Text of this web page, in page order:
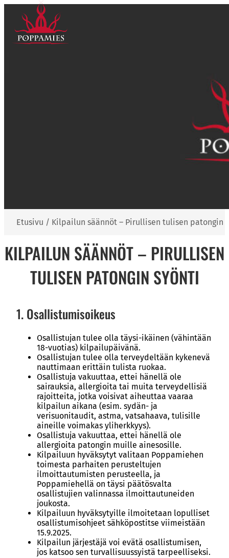
sisältöön
Etusivu / Kilpailun säännöt – Pirullisen tulisen patongin
KILPAILUN SÄÄNNÖT – PIRULLISEN
TULISEN PATONGIN SYÖNTI
1. Osallistumisoikeus
Osallistujan tulee olla täysi-ikäinen (vähintään
18-vuotias) kilpailupäivänä.
Osallistujan tulee olla terveydeltään kykenevä
nauttimaan erittäin tulista ruokaa.
Osallistuja vakuuttaa, ettei hänellä ole
sairauksia, allergioita tai muita terveydellisiä
rajoitteita, jotka voisivat aiheuttaa vaaraa
kilpailun aikana (esim. sydän- ja
verisuonitaudit, astma, vatsahaava, tulisille
aineille voimakas yliherkkyys).
Osallistuja vakuuttaa, ettei hänellä ole
allergioita patongin muille ainesosille.
Kilpailuun hyväksytyt valitaan Poppamiehen
toimesta parhaiten perusteltujen
ilmoittautumisten perusteella, ja
Poppamiehellä on täysi päätösvalta
osallistujien valinnassa ilmoittautuneiden
joukosta.
Kilpailuun hyväksytyille ilmoitetaan lopulliset
osallistumisohjeet sähköpostitse viimeistään
15.9.2025.
Kilpailun järjestäjä voi evätä osallistumisen,
jos katsoo sen turvallisuussyistä tarpeelliseksi.